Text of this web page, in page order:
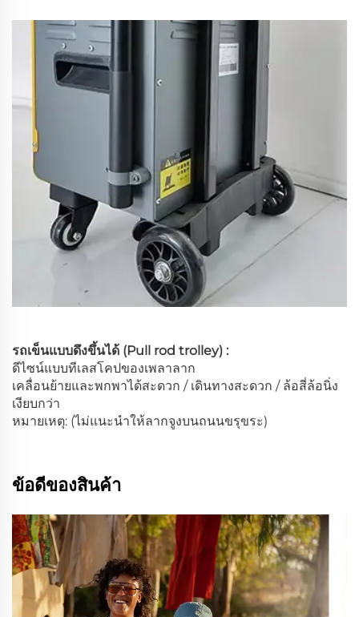
รถเข็นแบบดึงขึ้นได้ (Pull rod trolley) :
ดีไซน์แบบทีเลสโคปของเพลาลาก
เคลื่อนย้ายและพกพาได้สะดวก / เดินทางสะดวก / ล้อสี่ล้อนิ่ง
เงียบกว่า
หมายเหตุ: (ไม่แนะนำให้ลากจูงบนถนนขรุขระ)
ข้อดีของสินค้า